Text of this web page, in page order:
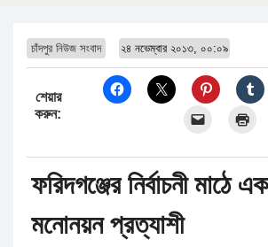
চাঁদপুর নিউজ সংবাদ ২৪ নভেম্বার ২০১৩, ০০:০৯
শেয়ার
করুন:
ফরিদগঞ্জের নির্বাচনী মাঠে
মনোনয়ন প্রত্যাশী